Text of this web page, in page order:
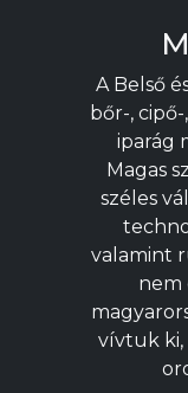
A Belső
bőr-,
iparág
Magas
széles
valamint
nem
vívtuk ki,